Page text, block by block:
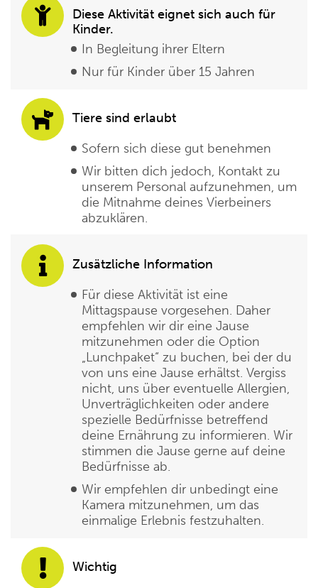
Diese Aktivität eignet sich auch für
Kinder.
In Begleitung ihrer Eltern
Nur für Kinder über 15 Jahren
Tiere sind erlaubt
Sofern sich diese gut benehmen
Wir bitten dich jedoch, Kontakt zu
unserem Personal aufzunehmen, um
die Mitnahme deines Vierbeiners
abzuklären.
Zusätzliche Information
Für diese Aktivität ist eine
Mittagspause vorgesehen. Daher
empfehlen wir dir eine Jause
mitzunehmen oder die Option
„Lunchpaket“ zu buchen, bei der du
von uns eine Jause erhältst. Vergiss
nicht, uns über eventuelle Allergien,
Unverträglichkeiten oder andere
spezielle Bedürfnisse betreffend
deine Ernährung zu informieren. Wir
stimmen die Jause gerne auf deine
Bedürfnisse ab.
Wir empfehlen dir unbedingt eine
Kamera mitzunehmen, um das
einmalige Erlebnis festzuhalten.
Wichtig